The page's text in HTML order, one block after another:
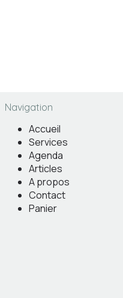
Navigation
Accueil
Services
Agenda
Articles
A propos
Contact
Panier